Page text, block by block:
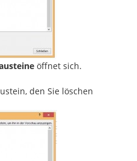
öffnet sich.
den Sie löschen